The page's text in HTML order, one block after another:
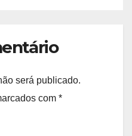
será publicado.
com *